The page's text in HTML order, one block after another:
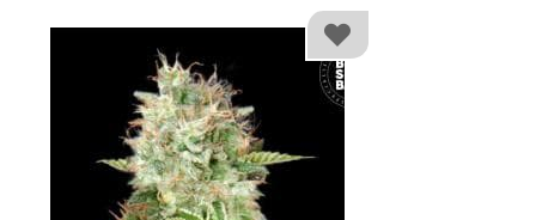
309.00 zł 25+7 szt.
50+10 szt.
1109.00 zł 100+20 szt.